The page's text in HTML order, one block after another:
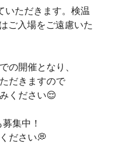
いただきます。検温
ご入場をご遠慮いた
の開催となり、
だきますので
ください😌
集中！
ださい💭